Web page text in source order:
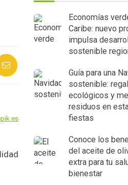
Economías
Caribe: nuevo
impulsa
sostenible
Guía para una
sostenible:
ecológicos y
residuos en
fiestas
Conoce los
del aceite de
extra para tu
bienestar